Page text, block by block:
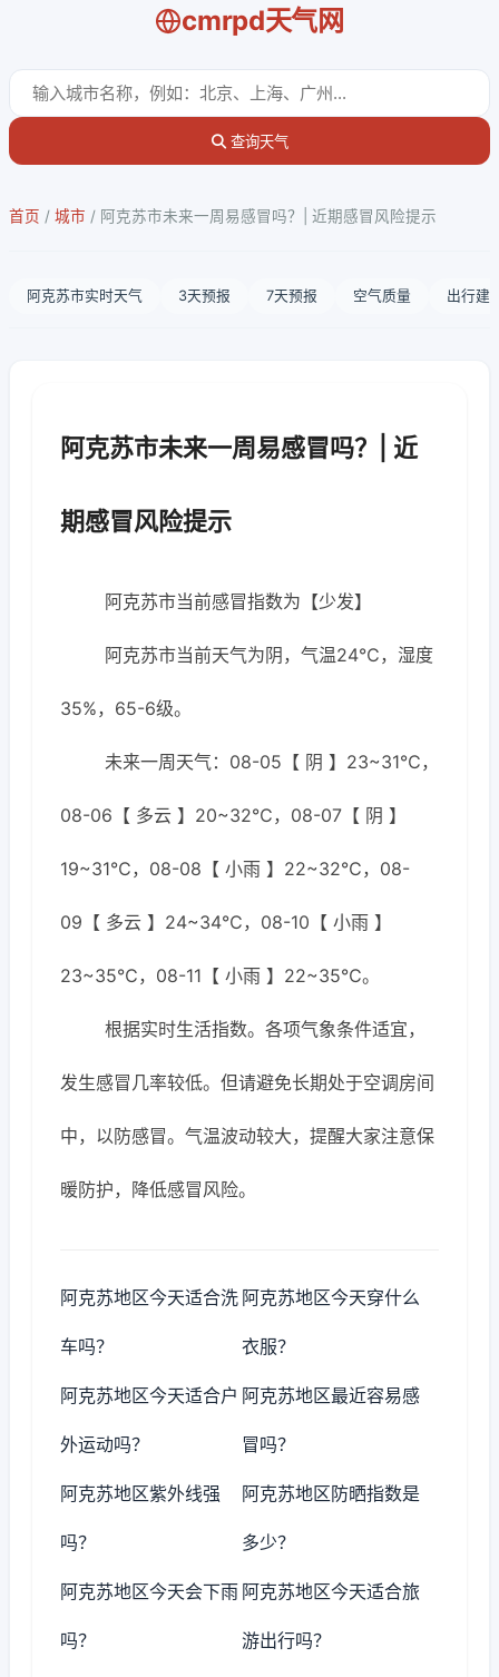
cmrpd天气网
查询天气
首页 / 城市 / 阿克苏市未来一周易感冒吗？| 近期感冒风险提示
阿克苏市实时天气 3天预报 7天预报 空气质量 出行建
阿克苏市未来一周易感冒吗？| 近
期感冒风险提示
阿克苏市当前感冒指数为【少发】
阿克苏市当前天气为阴，气温24℃，湿度
35%，65-6级。
未来一周天气：08-05【 阴 】23~31℃，
08-06【 多云 】20~32℃，08-07【 阴 】
19~31℃，08-08【 小雨 】22~32℃，08-
09【 多云 】24~34℃，08-10【 小雨 】
23~35℃，08-11【 小雨 】22~35℃。
根据实时生活指数。各项气象条件适宜，
发生感冒几率较低。但请避免长期处于空调房间
中，以防感冒。气温波动较大，提醒大家注意保
暖防护，降低感冒风险。
阿克苏地区今天适合洗
车吗？
阿克苏地区今天穿什么
衣服？
阿克苏地区今天适合户
外运动吗？
阿克苏地区最近容易感
冒吗？
阿克苏地区紫外线强
吗？
阿克苏地区防晒指数是
多少？
阿克苏地区今天会下雨
吗？
阿克苏地区今天适合旅
游出行吗？